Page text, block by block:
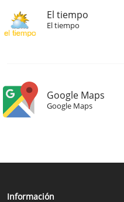
El tiempo
El tiempo
Google Maps
Google Maps
Información